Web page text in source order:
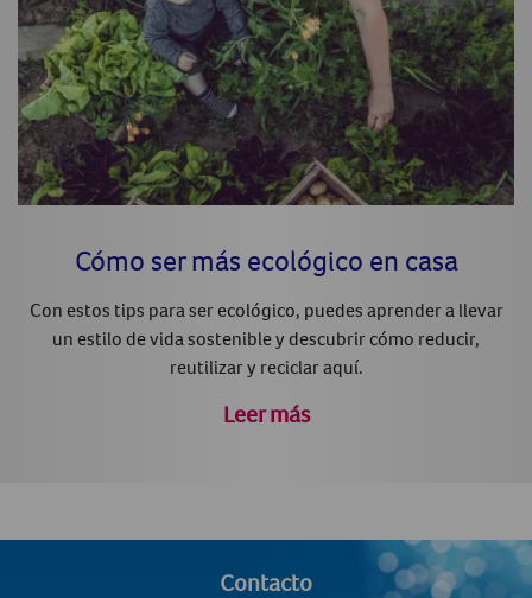
Cómo ser más ecológico en casa
Con estos tips para ser ecológico, puedes aprender a llevar
un estilo de vida sostenible y descubrir cómo reducir,
reutilizar y reciclar aquí.
Leer más
Contacto